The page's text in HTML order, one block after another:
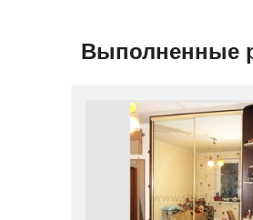
Выполненные